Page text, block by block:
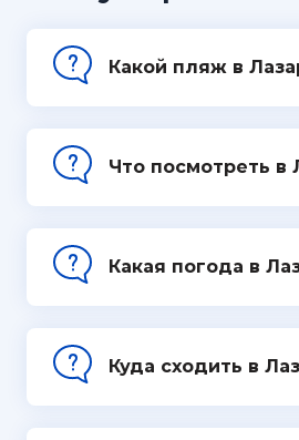
Какой пляж в
Что посмотреть в
Какая погода в
Куда сходить в